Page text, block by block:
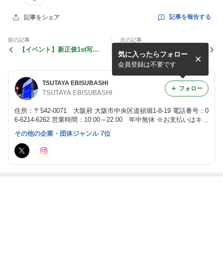
記事をシェア 記事を報告する
前の記事
【イベント】新正俊1st写真
次の記事
栗原航大DVD発売記念イベ
ント
TSUTAYA EBISUBASHI
TSUTAYA EBISUBASHI
住所：〒542-0071 大阪府 大阪市中央区道頓堀1-8-19 電話番号：0
6-6214-6262 営業時間：10:00～22:00 年中無休 ※お支払いはキャ
ッシュレス決済のみです
気に入ったらフォロー
会員登録は不要です
フォロー
その他の企業・団体ジャンル 7位